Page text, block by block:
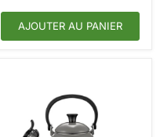
2
AJOUTER AU PANIER